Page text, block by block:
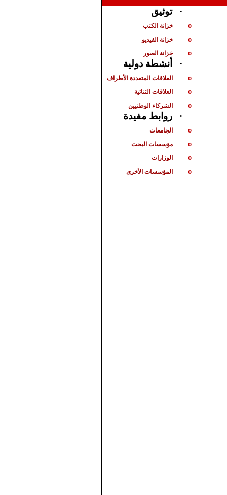
· توثيق
o خزانة الكتب
o خزانة الفيديو
o خزانة الصور
· أنشطة دولية
o العلاقات المتعددة الأطراف
o العلاقات الثنائية
o الشركاء الوطنيين
· روابط مفيدة
o الجامعات
o مؤسسات البحث
o الوزارات
o المؤسسات الأخرى